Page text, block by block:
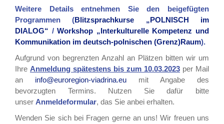
Weitere Details entnehmen Sie den beigefügten
Programmen (Blitzsprachkurse „POLNISCH im
DIALOG“ /Workshop „Interkulturelle Kompetenz und
Kommunikation im deutsch-polnischen (Grenz)Raum).
Aufgrund von begrenzten Anzahl an Plätzen bitten wir um
Ihre Anmeldung spätestens bis zum 10.03.2023 per Mail
an info@euroregion-viadrina.eu mit Angabe des
bevorzugten Termins. Nutzen Sie dafür bitte
unser Anmeldeformular, das Sie anbei erhalten.
Wenden Sie sich bei Fragen gerne an uns! Wir freuen uns